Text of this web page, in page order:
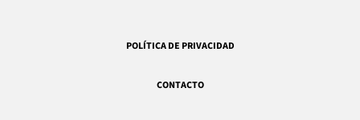
POLÍTICA DE PRIVACIDAD
CONTACTO